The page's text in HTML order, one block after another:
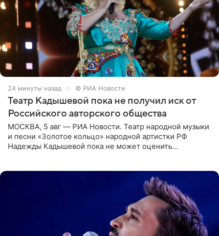
24 минуты назад © РИА Новости
Театр Кадышевой пока не получил иск от
Российского авторского общества
МОСКВА, 5 авг — РИА Новости. Театр народной музыки
и песни «Золотое кольцо» народной артистки РФ
Надежды Кадышевой пока не может оценить